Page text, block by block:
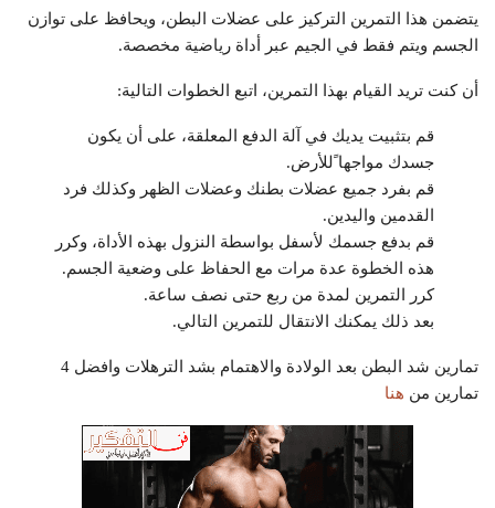
يتضمن هذا التمرين التركيز على عضلات البطن، ويحافظ على توازن
الجسم ويتم فقط في الجيم عبر أداة رياضية مخصصة.
أن كنت تريد القيام بهذا التمرين، اتبع الخطوات التالية:
قم بتثبيت يديك في آلة الدفع المعلقة، على أن يكون
جسدك مواجها ًللأرض.
قم بفرد جميع عضلات بطنك وعضلات الظهر وكذلك فرد
القدمين واليدين.
قم بدفع جسمك لأسفل بواسطة النزول بهذه الأداة، وكرر
هذه الخطوة عدة مرات مع الحفاظ على وضعية الجسم.
كرر التمرين لمدة من ربع حتى نصف ساعة.
بعد ذلك يمكنك الانتقال للتمرين التالي.
تمارين شد البطن بعد الولادة والاهتمام بشد الترهلات وافضل 4
تمارين من هنا